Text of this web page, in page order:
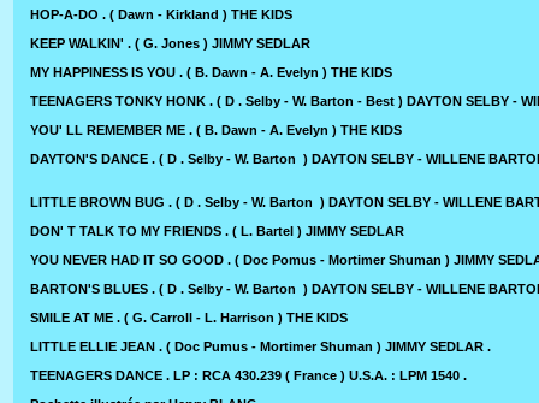
HOP-A-DO . ( Dawn - Kirkland ) THE KIDS
KEEP WALKIN' . ( G. Jones ) JIMMY SEDLAR
MY HAPPINESS IS YOU . ( B. Dawn - A. Evelyn ) THE KIDS
TEENAGERS TONKY HONK . ( D . Selby - W. Barton - Best ) DAYTON SELBY -
YOU' LL REMEMBER ME . ( B. Dawn - A. Evelyn ) THE KIDS
DAYTON'S DANCE . ( D . Selby - W. Barton ) DAYTON SELBY - WILLENE
LITTLE BROWN BUG . ( D . Selby - W. Barton ) DAYTON SELBY - WILLENE
DON' T TALK TO MY FRIENDS . ( L. Bartel ) JIMMY SEDLAR
YOU NEVER HAD IT SO GOOD . ( Doc Pomus - Mortimer Shuman ) JIMMY
BARTON'S BLUES . ( D . Selby - W. Barton ) DAYTON SELBY - WILLENE
SMILE AT ME . ( G. Carroll - L. Harrison ) THE KIDS
LITTLE ELLIE JEAN . ( Doc Pumus - Mortimer Shuman ) JIMMY SEDLAR .
TEENAGERS DANCE . LP : RCA 430.239 ( France ) U.S.A. : LPM 1540 .